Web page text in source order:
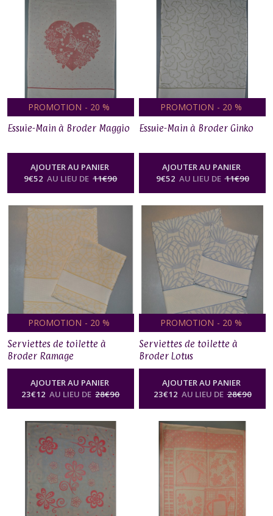
PROMOTION - 20 %
Essuie-Main à Broder Maggio
AJOUTER AU PANIER
9€52 AU LIEU DE 11€90
PROMOTION - 20 %
Essuie-Main à Broder Ginko
AJOUTER AU PANIER
9€52 AU LIEU DE 11€90
PROMOTION - 20 %
Serviettes de toilette à
Broder Ramage
AJOUTER AU PANIER
23€12 AU LIEU DE 28€90
PROMOTION - 20 %
Serviettes de toilette à
Broder Lotus
AJOUTER AU PANIER
23€12 AU LIEU DE 28€90
Supports
à
Broder
Tambours
(3)
Ciseaux
de
brodeuse
(1)
Afficher
résultats